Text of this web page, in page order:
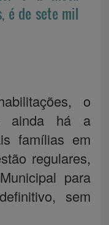
é de sete mil
o
ainda há a
famílias em
regulares,
para
sem